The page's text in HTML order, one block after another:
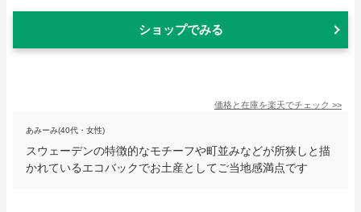
ショップでみる
価格と在庫を楽天でチェック >>
あみーみ(40代・女性)
スウェーデンの特徴的なモチーフや町並みなどが所狭しと描
かれているエコバックでお土産としてご当地感満点です